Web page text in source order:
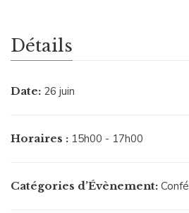
Détails
Date: 26 juin
Horaires : 15h00 - 17h00
Catégories d’Évènement: